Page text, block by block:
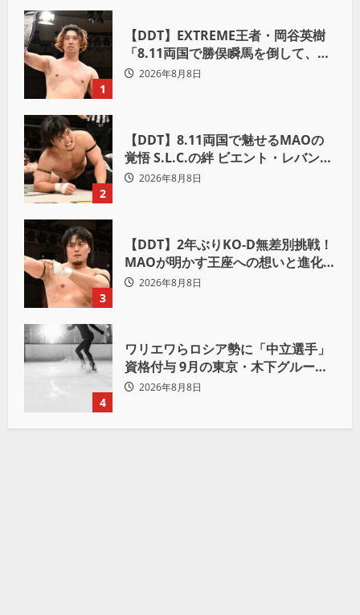
1
【DDT】EXTREME王者・岡谷英樹
「8.11両国で勝俣瞬馬を倒して、初
めて“本当の王者”になれる」
2026年8月8日
2
【DDT】8.11両国で魅せるMAOの
覚悟 S.L.C.の絆 ビエント・レバンテ
への期待「見逃し三振は許さない」
2026年8月8日
3
【DDT】2年ぶりKO-D無差別挑戦！
MAOが明かす王座への想いと進化の
理由「上野勇希に勝ちたい」
2026年8月8日
4
ワリエワらロシア勢に「中立選手」
資格付与 9月の東京・木下グループ
杯出場へ
2026年8月8日